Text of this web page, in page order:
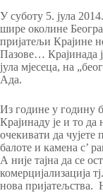
У суботу 5. јула
шире околине
пријатељи Крајине
Пазове… Крајинада
јула мјесеца, на
Ада.
Из године у годину
Крајинаду је и то да
очекивати да
балоте и камена с’
А није тајна да се
комерцијализација
нова пријатељства.